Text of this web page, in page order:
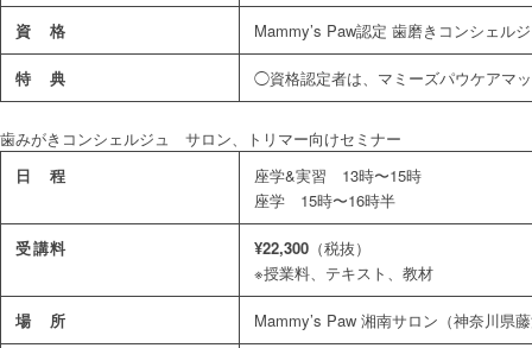
資 格 Mammy’s Paw認定 歯磨きコンシェル
特 典 ◯資格認定者は、マミーズパウケアマ
歯みがきコンシェルジュ サロン、トリマー向けセミナー
日 程
座学&実習 13時〜15時
座学 15時〜16時半
受講料 ¥22,300 （税抜）
※授業料、テキスト、教材
場 所 Mammy’s Paw 湘南サロン（神奈川県